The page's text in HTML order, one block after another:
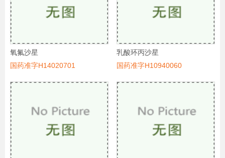
氧氟沙星
国药准字H14020701
乳酸环丙沙星
国药准字H10940060